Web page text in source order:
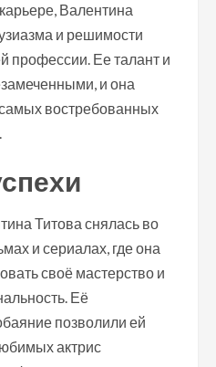
Валентина
и решимости
профессии. Ее талант и
и она
востребованных
Титова снялась во
и сериалах, где она
своё мастерство и
Её
позволили ей
актрис